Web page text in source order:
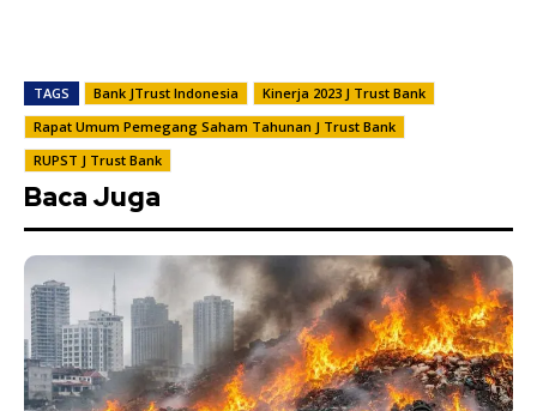
TAGS Bank JTrust Indonesia
Kinerja 2023 J Trust Bank
Rapat Umum Pemegang Saham Tahunan J Trust Bank
RUPST J Trust Bank
Baca Juga